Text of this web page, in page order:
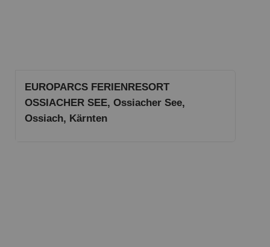
EUROPARCS FERIENRESORT
OSSIACHER SEE, Ossiacher See,
Ossiach, Kärnten